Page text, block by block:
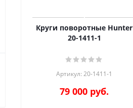
Круги поворотные Hunter
20-1411-1
Артикул: 20-1411-1
79 000 руб.